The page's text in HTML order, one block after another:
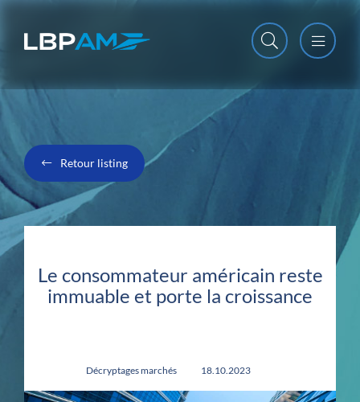
Open
Close
Retour listing
Le consommateur américain reste
immuable et porte la croissance
Décryptages marchés 18.10.2023